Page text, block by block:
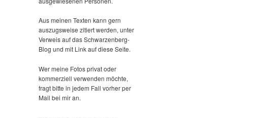
Aus meinen Texten kann gern
auszugs­weise zitiert werden, unter
Verweis auf das Schwarzenberg-
Blog und mit Link auf diese Seite.
Wer meine Fotos privat oder
kommer­ziell verwenden möchte,
fragt bitte in jedem Fall vorher per
Mail bei mir an.